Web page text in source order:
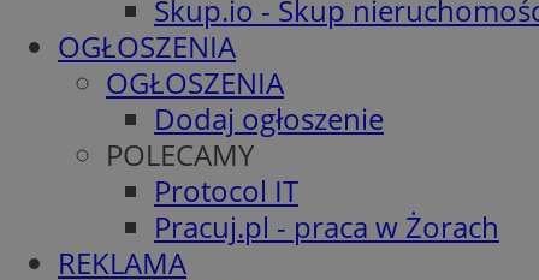
Skup.io - Skup
OGŁOSZENIA
OGŁOSZENIA
Dodaj ogłoszenie
POLECAMY
Protocol IT
Pracuj.pl - praca w Żorach
REKLAMA